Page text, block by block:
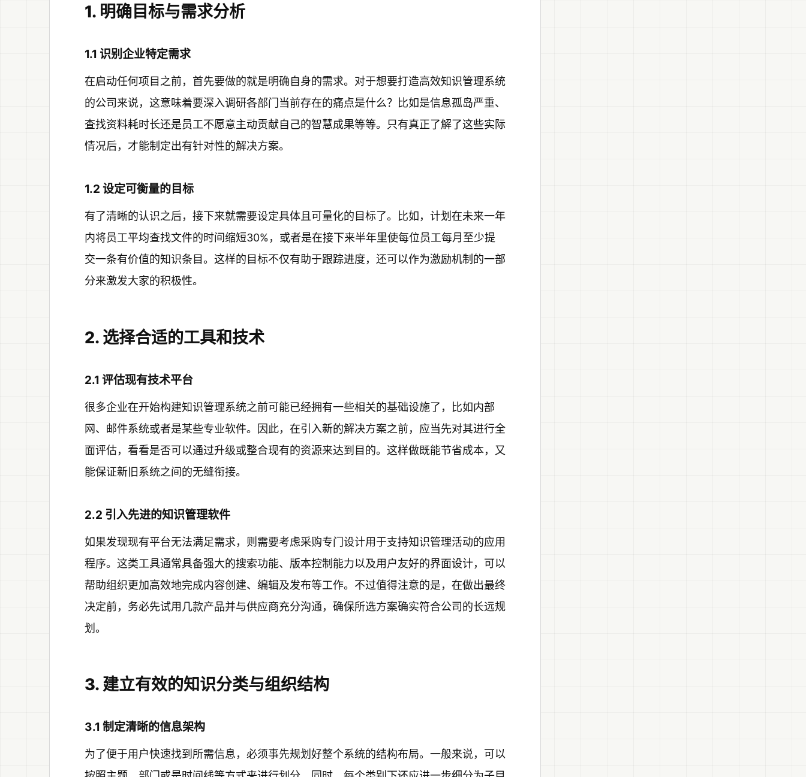
1. 明确目标与需求分析
1.1 识别企业特定需求
在启动任何项目之前，首先要做的就是明确自身的需求。对于想要打造高效知识管理系统
的公司来说，这意味着要深入调研各部门当前存在的痛点是什么？比如是信息孤岛严重、
查找资料耗时长还是员工不愿意主动贡献自己的智慧成果等等。只有真正了解了这些实际
情况后，才能制定出有针对性的解决方案。
1.2 设定可衡量的目标
有了清晰的认识之后，接下来就需要设定具体且可量化的目标了。比如，计划在未来一年
内将员工平均查找文件的时间缩短30%，或者是在接下来半年里使每位员工每月至少提
交一条有价值的知识条目。这样的目标不仅有助于跟踪进度，还可以作为激励机制的一部
分来激发大家的积极性。
2. 选择合适的工具和技术
2.1 评估现有技术平台
很多企业在开始构建知识管理系统之前可能已经拥有一些相关的基础设施了，比如内部
网、邮件系统或者是某些专业软件。因此，在引入新的解决方案之前，应当先对其进行全
面评估，看看是否可以通过升级或整合现有的资源来达到目的。这样做既能节省成本，又
能保证新旧系统之间的无缝衔接。
2.2 引入先进的知识管理软件
如果发现现有平台无法满足需求，则需要考虑采购专门设计用于支持知识管理活动的应用
程序。这类工具通常具备强大的搜索功能、版本控制能力以及用户友好的界面设计，可以
帮助组织更加高效地完成内容创建、编辑及发布等工作。不过值得注意的是，在做出最终
决定前，务必先试用几款产品并与供应商充分沟通，确保所选方案确实符合公司的长远规
划。
3. 建立有效的知识分类与组织结构
3.1 制定清晰的信息架构
为了便于用户快速找到所需信息，必须事先规划好整个系统的结构布局。一般来说，可以